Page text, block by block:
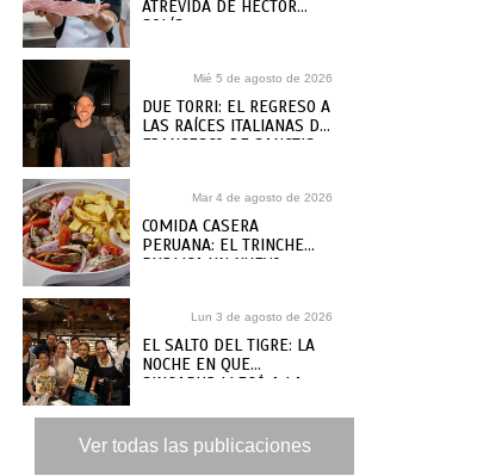
ATREVIDA DE HÉCTOR
SOLÍS
Mié 5 de agosto de 2026
DUE TORRI: EL REGRESO A
LAS RAÍCES ITALIANAS DE
FRANCESCO DE SANCTIS
Mar 4 de agosto de 2026
COMIDA CASERA
PERUANA: EL TRINCHE
PUBLICA UN NUEVO
Lun 3 de agosto de 2026
EL SALTO DEL TIGRE: LA
NOCHE EN QUE
SINGAPUR LLEGÓ A LA
Ver todas las publicaciones